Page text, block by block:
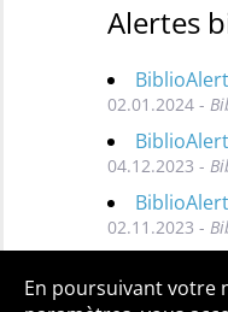
Alertes
02.01.2024 -
04.12.2023 -
02.11.2023 -
En poursuivant votre